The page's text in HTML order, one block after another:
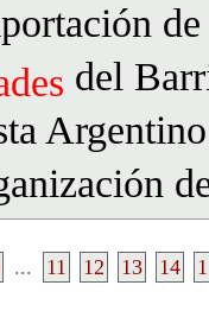
del
... 11 12 13 14